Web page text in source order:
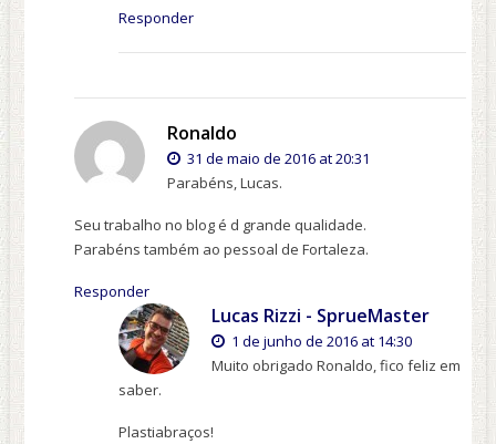
Responder
Ronaldo
31 de maio de 2016 at 20:31
Parabéns, Lucas.
Seu trabalho no blog é d grande qualidade.
Parabéns também ao pessoal de Fortaleza.
Responder
Lucas Rizzi - SprueMaster
1 de junho de 2016 at 14:30
Muito obrigado Ronaldo, fico feliz em
saber.
Plastiabraços!